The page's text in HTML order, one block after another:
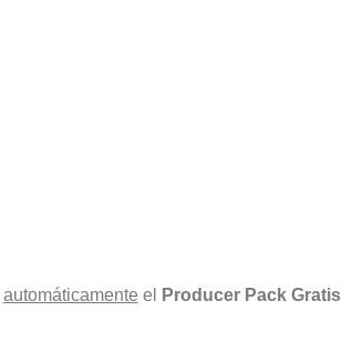
automáticamente el Producer Pack Gratis